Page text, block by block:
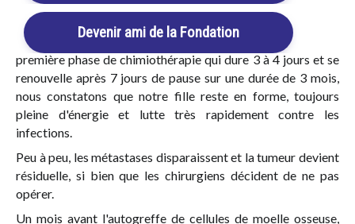
Devenir ami de la Fondation
mettre toutes les chances de notre côté : une amie nous
parle des produits Beljanski et nous commençons assez
rapidement à lui donner du REAL BUILD. Pendant toute la
première phase de chimiothérapie qui dure 3 à 4 jours et se
renouvelle après 7 jours de pause sur une durée de 3 mois,
nous constatons que notre fille reste en forme, toujours
pleine d'énergie et lutte très rapidement contre les
infections.
Peu à peu, les métastases disparaissent et la tumeur devient
résiduelle, si bien que les chirurgiens décident de ne pas
opérer.
Un mois avant l'autogreffe de cellules de moelle osseuse,